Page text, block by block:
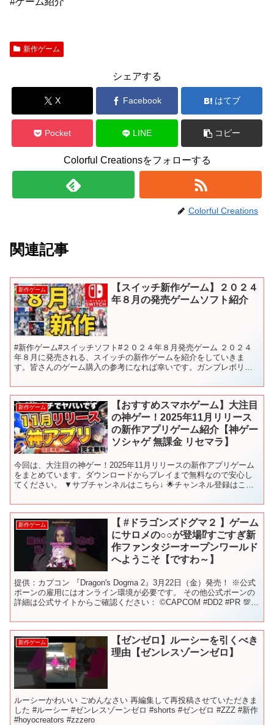
新作ゲーム
シェアする
X Facebook はてブ
Pocket LINE コピー
Colorful Creationsをフォローする
Colorful Creations
関連記事
新作ゲーム
【スイッチ新作ゲーム】２０２４
年８月の発売ゲームソフト紹介
#新作ゲーム#スイッチソフト#２０２４年８月発売ゲーム ２０２４
年８月に発売される、スイッチの新作ゲームを紹介をしていきま
す。皆さんのゲーム購入の参考になれば幸いです。ガンブレボリュ
新作ゲーム
【おすすめスマホゲーム】大注目
の神ゲー！2025年11月リリース
の新作アプリゲーム紹介【神ゲー
ソシャゲ 無課金 リセマラ】
今回は、大注目の神ゲー！2025年11月リリースの新作アプリゲーム
をまとめています。ダウンロードからプレイまで無料なので安心し
てください。 ▼サブチャンネルはこちら↓ 🌟チャンネル登録はこち
新作ゲーム
【 #ドラゴンズドグマ２ 】ゲーム
にサロメの○○が登場⁉すごすぎ新
作ファンタジーオープンワールド
へようこそ【ですわ～】
提供：カプコン 『Dragon's Dogma 2』3月22日（金）発売！ ※公式
ポーンの雇用にはオンライン環境が必要です。 その他公式ポーンの
詳細は公式サイトからご確認ください： ©CAPCOM #DD2 #PR 💯未
新作ゲーム
【ゼンゼロ】ルーシーを引くべき
理由【ゼンレスゾーンゼロ】
ルーシーかわいい ごめんなさい 再編集して再投稿させていただきま
した #ルーシー #ゼンレスゾーンゼロ #shorts #ゼンゼロ #ZZZ #新作
#hoyocreators #zzzero